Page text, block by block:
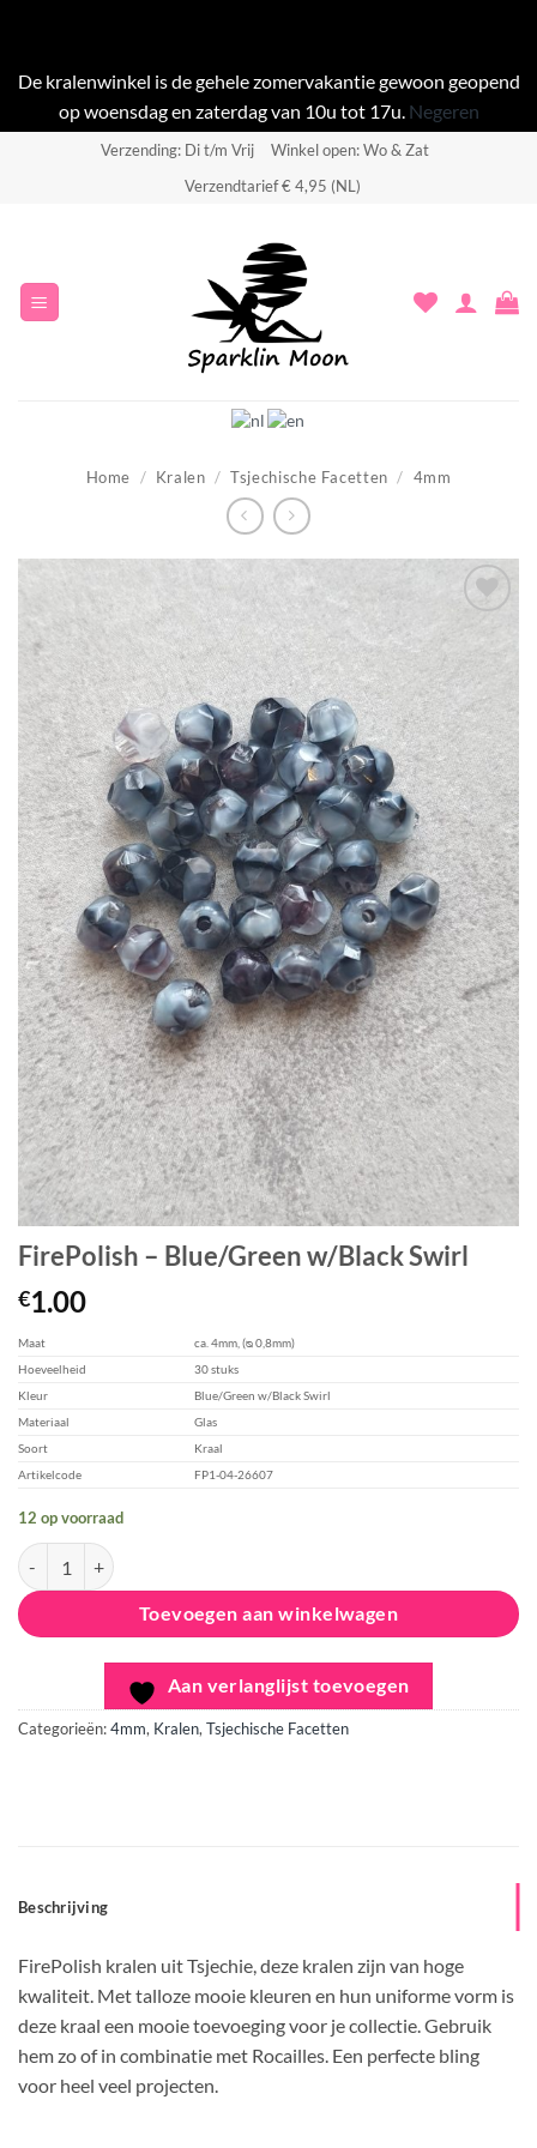
De kralenwinkel is de gehele zomervakantie gewoon geopend
op woensdag en zaterdag van 10u tot 17u. Negeren
Verzending: Di t/m Vrij
Winkel open: Wo & Zat
Verzendtarief € 4,95 (NL)
Home / Kralen / Tsjechische Facetten / 4mm
Aan
verlanglijst
toevoegen
FirePolish – Blue/Green w/Black Swirl
€1.00
Maat
ca. 4mm, (ᴓ 0,8mm)
Hoeveelheid
30 stuks
Kleur
Blue/Green w/Black Swirl
Materiaal
Glas
Soort
Kraal
Artikelcode
FP1-04-26607
12 op voorraad
FirePolish - Blue/Green w/Black Swirl aantal
Toevoegen aan winkelwagen
Aan verlanglijst toevoegen
Categorieën:4mm, Kralen, Tsjechische Facetten
Beschrijving
FirePolish kralen uit Tsjechie, deze kralen zijn van hoge
kwaliteit. Met talloze mooie kleuren en hun uniforme vorm is
deze kraal een mooie toevoeging voor je collectie. Gebruik
hem zo of in combinatie met Rocailles. Een perfecte bling
voor heel veel projecten.